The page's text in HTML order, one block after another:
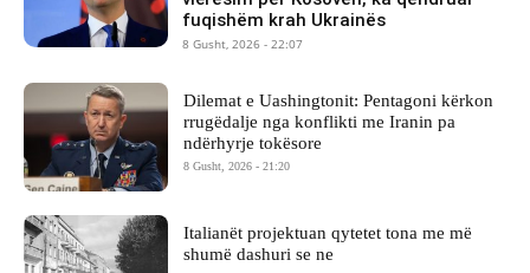
fuqishëm krah Ukrainës
8 Gusht, 2026 - 22:07
Dilemat e Uashingtonit: Pentagoni kërkon
rrugëdalje nga konflikti me Iranin pa
ndërhyrje tokësore
8 Gusht, 2026 - 21:20
Italianët projektuan qytetet tona me më
shumë dashuri se ne